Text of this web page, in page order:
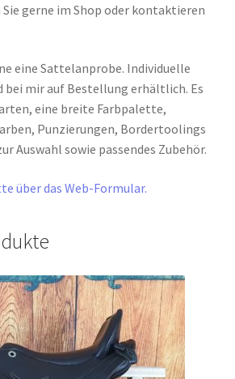
gerne im Shop oder kontaktieren
eine Sattelanprobe. Individuelle
bei mir auf Bestellung erhältlich. Es
eine breite Farbpalette,
Punzierungen, Bordertoolings
Auswahl sowie passendes Zubehör.
über das Web-Formular.